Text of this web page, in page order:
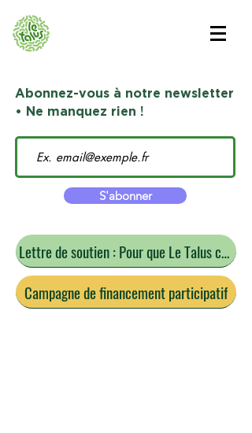
Abonnez-vous à notre newsletter
• Ne manquez rien !
S'abonner
Lettre de soutien : Pour que Le Talus continue
Campagne de financement participatif